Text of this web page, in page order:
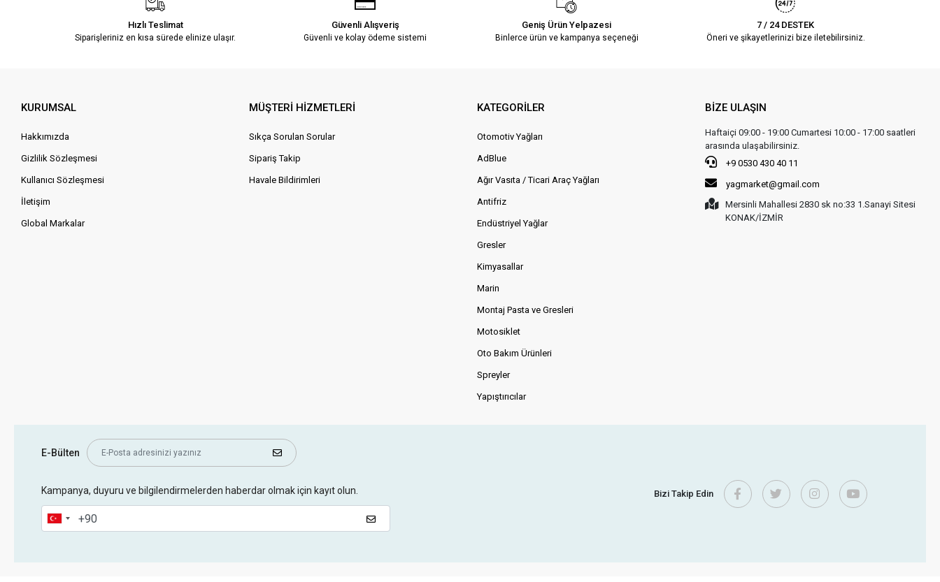
Hızlı Teslimat
Siparişleriniz en kısa sürede elinize ulaşır.
Güvenli Alışveriş
Güvenli ve kolay ödeme sistemi
Geniş Ürün Yelpazesi
Binlerce ürün ve kampanya seçeneği
7 / 24 DESTEK
Öneri ve şikayetlerinizi bize iletebilirsiniz.
KURUMSAL
Hakkımızda
Gizlilik Sözleşmesi
Kullanıcı Sözleşmesi
İletişim
Global Markalar
MÜŞTERİ HİZMETLERİ
Sıkça Sorulan Sorular
Sipariş Takip
Havale Bildirimleri
KATEGORİLER
Otomotiv Yağları
AdBlue
Ağır Vasıta / Ticari Araç Yağları
Antifriz
Endüstriyel Yağlar
Gresler
Kimyasallar
Marin
Montaj Pasta ve Gresleri
Motosiklet
Oto Bakım Ürünleri
Spreyler
Yapıştırıcılar
BİZE ULAŞIN
Haftaiçi 09:00 - 19:00 Cumartesi 10:00 - 17:00 saatleri
arasında ulaşabilirsiniz.
+9 0530 430 40 11
yagmarket@gmail.com
Mersinli Mahallesi 2830 sk no:33 1.Sanayi Sitesi
KONAK/İZMİR
E-Bülten
Kampanya, duyuru ve bilgilendirmelerden haberdar olmak için kayıt olun. Bizi Takip Edin